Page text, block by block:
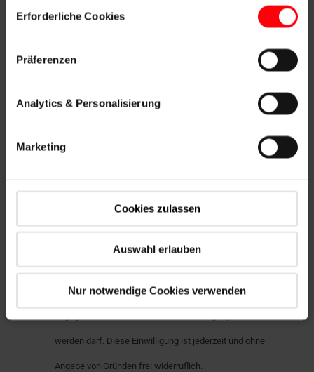
Erforderliche Cookies
Präferenzen
Analytics & Personalisierung
Marketing
Cookies zulassen
Auswahl erlauben
Nur notwendige Cookies verwenden
Ja, ich willige in die Erhebung und Speicherung meiner
Kenntnis genommen. Weiterhin habe ich zur Kenntnis
Anfrage, verarbeiteten Daten zum Zwecke der Erstellung
ist jederzeit und ohne Angabe von Gründen frei
widerruflich.*
Ja, ich habe dieDatenschutzerklärungzur Kenntnis
genommen und willige darin ein, dass ich über die von mir
werden darf. Diese Einwilligung ist jederzeit und ohne
Angabe von Gründen frei widerruflich.